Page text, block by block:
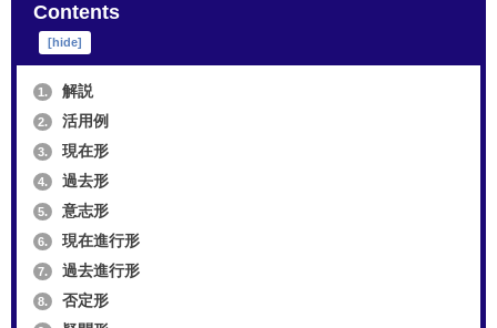
Contents
[hide]
1. 解説
2. 活用例
3. 現在形
4. 過去形
5. 意志形
6. 現在進行形
7. 過去進行形
8. 否定形